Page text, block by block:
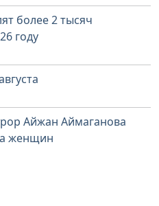
более 2 тысяч
году
Айжан Аймаганова
женщин